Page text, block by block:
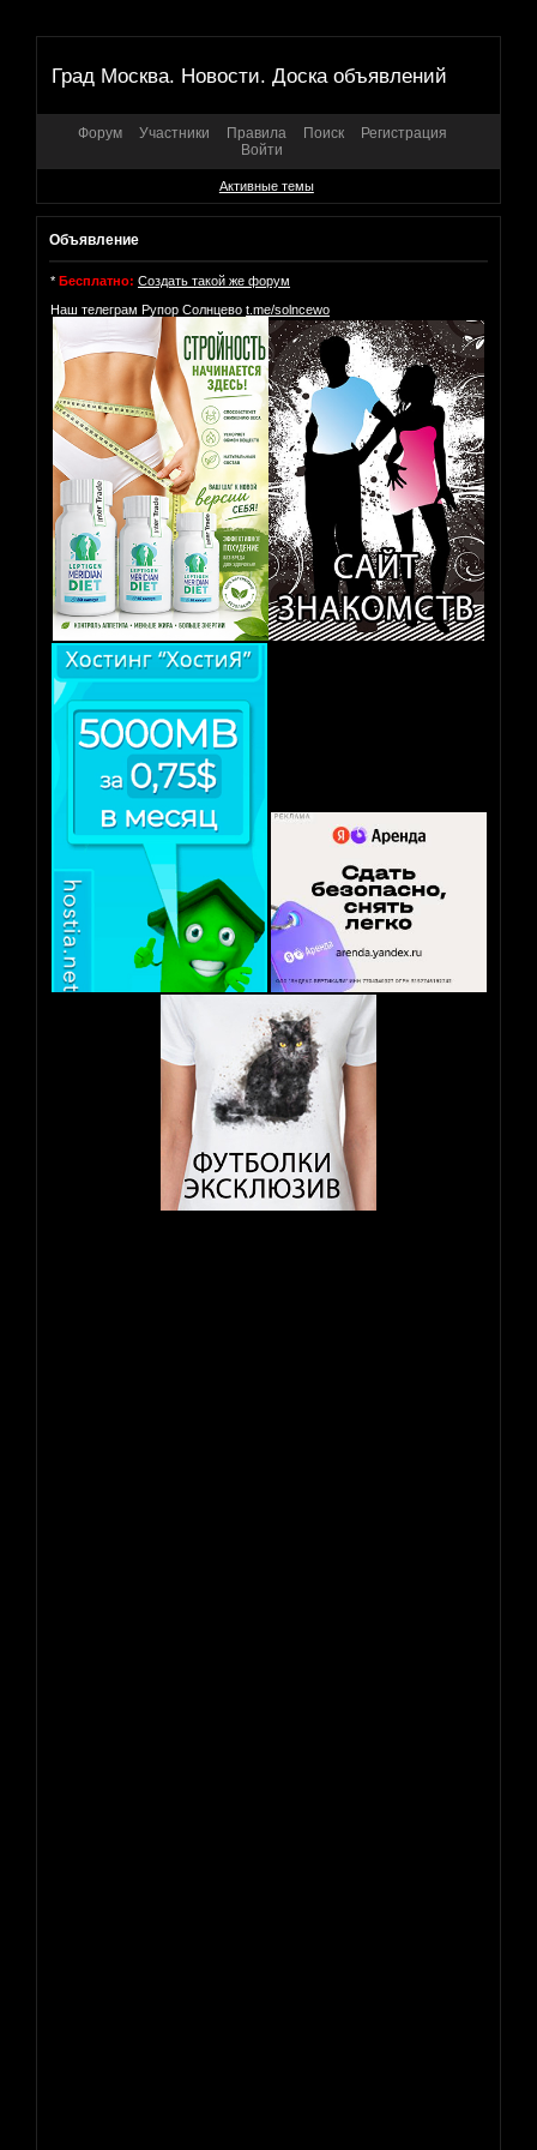
Град Москва. Новости. Доска объявлений
Форум Участники Правила Поиск
Регистрация
Войти
Активные темы
Объявление
* Бесплатно: Создать такой же форум
Наш телеграм Рупор Солнцево t.me/solncewo